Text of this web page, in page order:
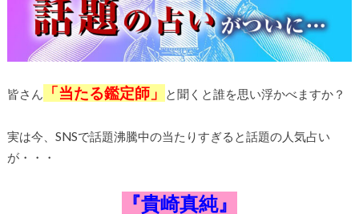
皆さん 「当たる鑑定師」 と聞くと誰を思い浮かべますか？
実は今、SNSで話題沸騰中の当たりすぎると話題の人気占い
が・・・
『貴崎真純』